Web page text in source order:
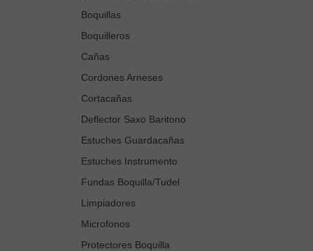
Boquillas
Boquilleros
Cañas
Cordones Arneses
Cortacañas
Deflector Saxo Baritono
Estuches Guardacañas
Estuches Instrumento
Fundas Boquilla/Tudel
Limpiadores
Microfonos
Protectores Boquilla